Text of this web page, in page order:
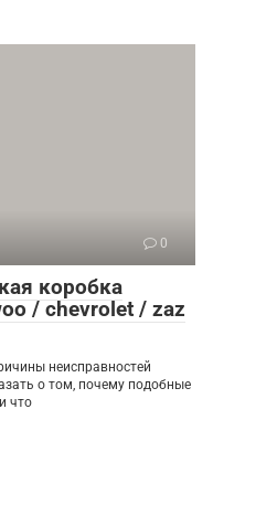
0
коробка
/ chevrolet / zaz
неисправностей
о том, почему подобные
что